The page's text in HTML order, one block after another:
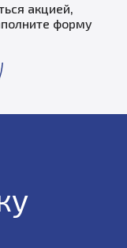
акцией,
форму